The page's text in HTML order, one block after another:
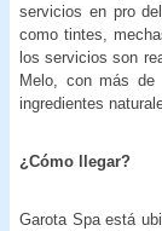
servicios en pro
como tintes,
los servicios son
Melo, con más de
ingredientes
¿Cómo llegar?
Garota Spa está